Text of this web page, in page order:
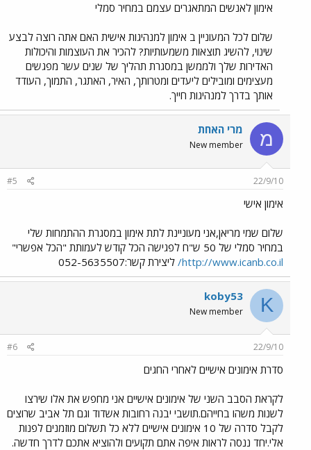
אימון לאנשים המתאגרים עצמם במחיר סמלי
שלום לכל המעוניין ב אימון למנהיגות אישית האם אתה רוצה לבצע
שינוי, להשיג תוצאות משמעותיות? להכיר את העוצמות והיכולות
האדירות שלך ולממשן במסגרת תהליך של שנים עשר מפגשים
מעצימים ומובילים ליעדים ומטרותך, האיר, האתגר, התמוך, העודד
אותך בדרך למנהיגות חייך.
מ מרי האחת
New member
22/9/10
#5
אימון אישי
שלום שמי מריאן,אני מעוניינת לתת אימון במסגרת ההתמחות שלי
במחיר סמלי של 50 ש"ח לפגישה הכל קודש לעמותת "הכל אפשרי"
http://www.icanb.co.il/ ליצירת קשר:052-5635507
K
koby53
New member
22/9/10
#6
סדרת אימונים אישיים לאחרי החגים
לקראת הסבב השני של אימונים אישיים אני מחפש את אלו שירצו
לשנות משהו בחייהם.תושבי יבנה רחובות אשדוד וגם תל אביב שרוצים
לקבל סדרה של 10 אימונים אישיים ללא כל תשלום מוזמנים לפנות
אלי.יחד ננסה לראות איפה אתם תקועים ולהוציא אתכם לדרך חדשה.